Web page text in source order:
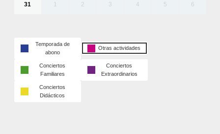
31 1 2 3 4 5 6
Temporada de
abono
Otras actividades
Conciertos
Familiares
Conciertos
Extraordinarios
Conciertos
Didácticos